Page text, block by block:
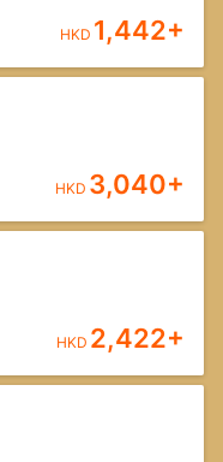
HKD 1,442+
HKD 3,040+
HKD 2,422+